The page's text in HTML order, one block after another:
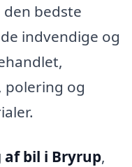
bedste
indvendige og
polering og
bil i Bryrup,